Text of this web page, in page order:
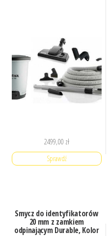
2499,00 zł
Sprawdź
Smycz do identyfikatorów
20 mm z zamkiem
odpinającym Durable, Kolor